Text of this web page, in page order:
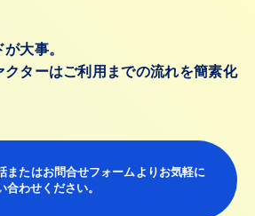
大事。
クターはご利用までの流れを簡素化
またはお問合せフォームよりお気軽に
合わせください。